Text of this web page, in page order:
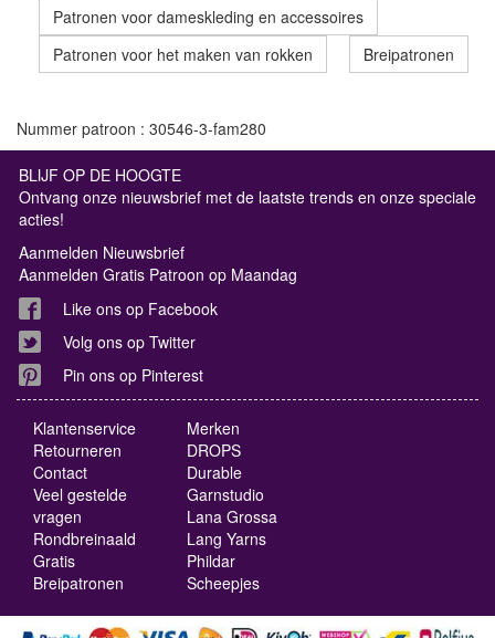
Patronen voor dameskleding en accessoires
Patronen voor het maken van rokken
Breipatronen
Nummer patroon : 30546-3-fam280
BLIJF OP DE HOOGTE
Ontvang onze nieuwsbrief met de laatste trends en onze speciale
acties!
Aanmelden Nieuwsbrief
Aanmelden Gratis Patroon op Maandag
Like ons op Facebook
Volg ons op Twitter
Pin ons op Pinterest
Klantenservice
Retourneren
Contact
Veel gestelde
vragen
Rondbreinaald
Gratis
Breipatronen
Merken
DROPS
Durable
Garnstudio
Lana Grossa
Lang Yarns
Phildar
Scheepjes